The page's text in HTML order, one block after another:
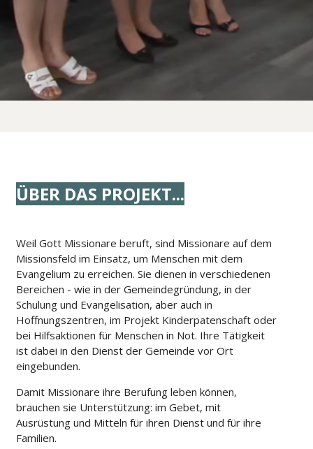
ÜBER DAS PROJEKT...
Weil Gott Missionare beruft, sind Missionare auf dem
Missionsfeld im Einsatz, um Menschen mit dem
Evangelium zu erreichen. Sie dienen in verschiedenen
Bereichen - wie in der Gemeindegründung, in der
Schulung und Evangelisation, aber auch in
Hoffnungszentren, im Projekt Kinderpatenschaft oder
bei Hilfsaktionen für Menschen in Not. Ihre Tätigkeit
ist dabei in den Dienst der Gemeinde vor Ort
eingebunden.
Damit Missionare ihre Berufung leben können,
brauchen sie Unterstützung: im Gebet, mit
Ausrüstung und Mitteln für ihren Dienst und für ihre
Familien.